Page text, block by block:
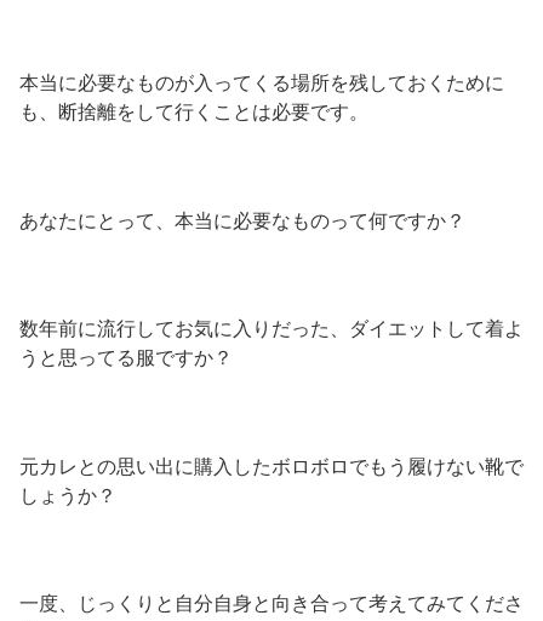
本当に必要なものが入ってくる場所を残しておくために
も、断捨離をして行くことは必要です。
あなたにとって、本当に必要なものって何ですか？
数年前に流行してお気に入りだった、ダイエットして着よ
うと思ってる服ですか？
元カレとの思い出に購入したボロボロでもう履けない靴で
しょうか？
一度、じっくりと自分自身と向き合って考えてみてくださ